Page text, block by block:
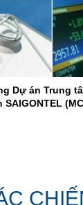
Dự án Trung